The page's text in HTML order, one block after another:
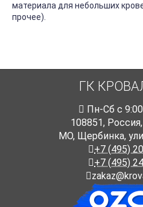
материала для небольших
прочее).
ГК
Пн-Cб с
108851, Россия,
МО, Щербинка,
+7 (495)
+7 (495)